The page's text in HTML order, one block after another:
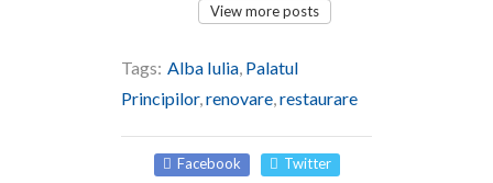
View more posts
Tags: Alba Iulia, Palatul
Principilor,renovare,restaurare
Facebook Twitter